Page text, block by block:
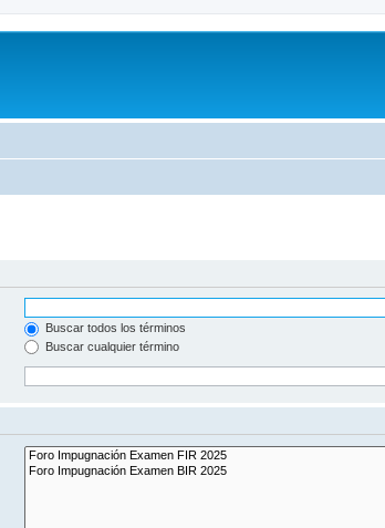
Buscar todos los términos
Buscar cualquier término